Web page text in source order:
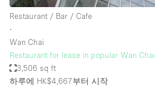
Industrial
Kitchen
Large Door Entrance
Lighting
Restaurant / Bar / Cafe
∙
Wan Chai
Restaurant for lease in popular Wan Chai
3,506 sq ft
하루에 HK$4,667부터 시작